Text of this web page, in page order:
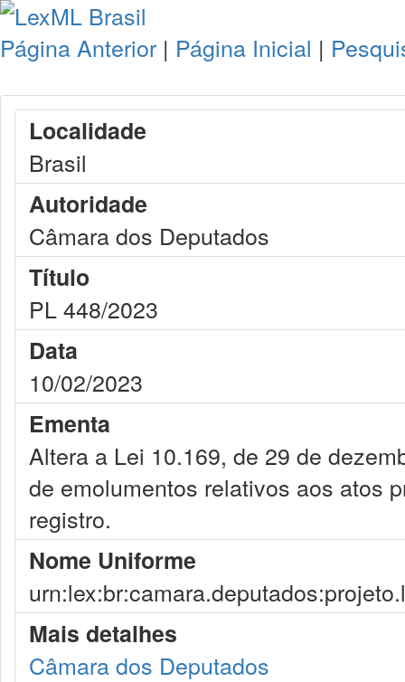
Página Anterior | Página Inicial |
Localidade
Brasil
Autoridade
Câmara dos Deputados
Título
PL 448/2023
Data
10/02/2023
Ementa
Altera a Lei 10.169, de 29 de
de emolumentos relativos aos atos
registro.
Nome Uniforme
Mais detalhes
Câmara dos Deputados